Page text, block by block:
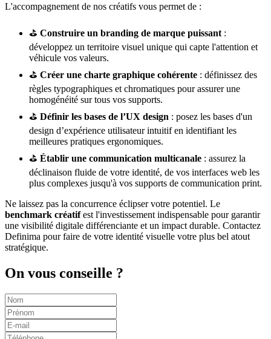
L'accompagnement de nos créatifs vous permet de :
⛳ Construire un branding de marque puissant :
développez un territoire visuel unique qui capte l'attention et
véhicule vos valeurs.
⛳ Créer une charte graphique cohérente : définissez des
règles typographiques et chromatiques pour assurer une
homogénéité sur tous vos supports.
⛳ Définir les bases de l’UX design : posez les bases d'un
design d’expérience utilisateur intuitif en identifiant les
meilleures pratiques ergonomiques.
⛳ Établir une communication multicanale : assurez la
déclinaison fluide de votre identité, de vos interfaces web les
plus complexes jusqu'à vos supports de communication print.
Ne laissez pas la concurrence éclipser votre potentiel. Le
benchmark créatifest l'investissement indispensable pour garantir
une visibilité digitale différenciante et un impact durable. Contactez
Definima pour faire de votre identité visuelle votre plus bel atout
stratégique.
On vous conseille ?